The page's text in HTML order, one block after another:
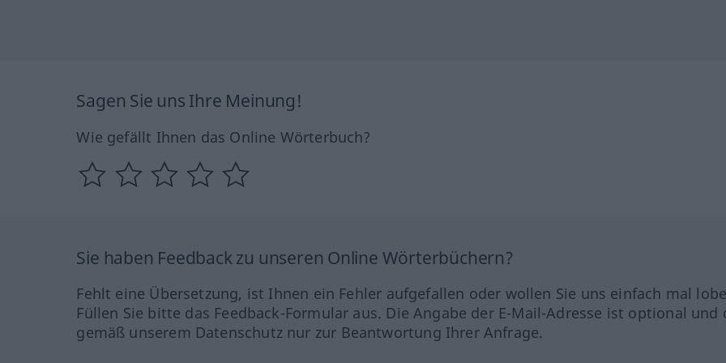
Sagen Sie uns Ihre Meinung!
Wie gefällt Ihnen das Online Wörterbuch?
Sie haben Feedback zu unseren Online Wörterbüchern?
Fehlt eine Übersetzung, ist Ihnen ein Fehler aufgefallen oder wollen Sie uns einfach mal
Füllen Sie bitte das Feedback-Formular aus. Die Angabe der E-Mail-Adresse ist optional und
gemäß unserem Datenschutz nur zur Beantwortung Ihrer Anfrage.